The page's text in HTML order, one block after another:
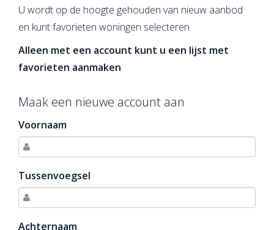
U wordt op de hoogte gehouden van nieuw aanbod
en kunt favorieten woningen selecteren.
Alleen met een account kunt u een lijst met
favorieten aanmaken
Maak een nieuwe account aan
Voornaam
Tussenvoegsel
Achternaam